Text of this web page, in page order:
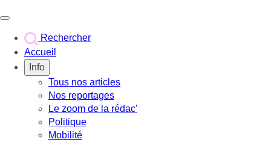
Rechercher
Accueil
Info
Tous nos articles
Nos reportages
Le zoom de la rédac'
Politique
Mobilité